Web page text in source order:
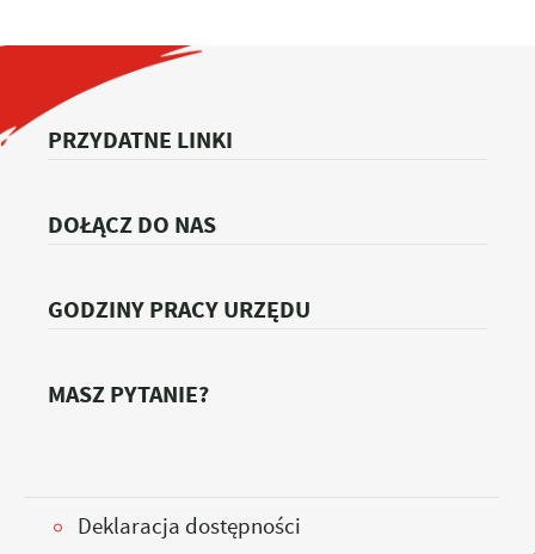
PRZYDATNE LINKI
DOŁĄCZ DO NAS
GODZINY PRACY URZĘDU
MASZ PYTANIE?
Deklaracja dostępności